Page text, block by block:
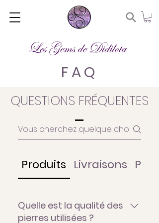
FAQ
QUESTIONS FRÉQUENTES
Produits Livraisons
Quelle est la qualité des
pierres utilisées ?